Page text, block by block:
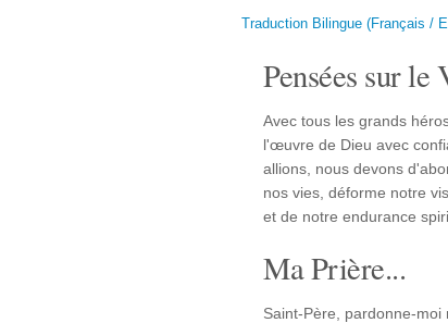
Traduction Bilingue (Français /
Pensées sur le
Avec tous les grands
l'œuvre de Dieu avec
allions, nous devons
nos vies, déforme notre
et de notre endurance
Ma Prière...
Saint-Père, pardonne-moi